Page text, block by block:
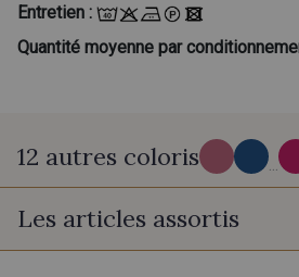
Entretien :
Quantité moyenne par
12 autres coloris ...
J - Hibiscus
Les articles assortis